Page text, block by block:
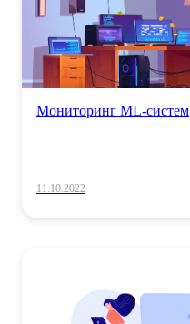
Мониторинг ML-систем
11.10.2022